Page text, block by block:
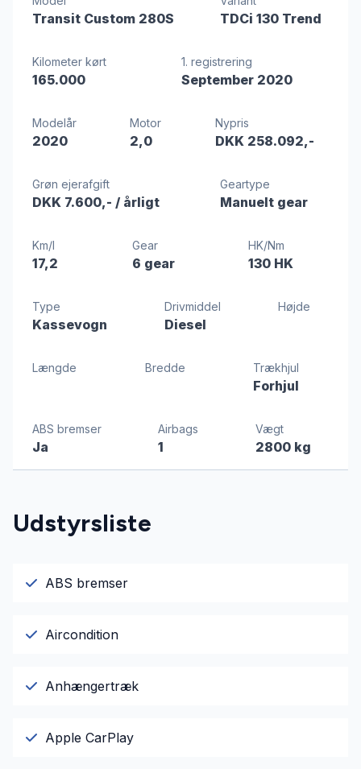
Transit Custom 280S TDCi 130 Trend
Kilometer kørt
165.000
1. registrering
September 2020
Modelår
2020
Motor
2,0
Nypris
DKK 258.092,-
Grøn ejerafgift
DKK 7.600,- / årligt
Geartype
Manuelt gear
Km/l
17,2
Gear
6 gear
HK/Nm
130 HK
Type
Kassevogn
Drivmiddel
Diesel
Højde
Længde Bredde Trækhjul
Forhjul
ABS bremser
Ja
Airbags
1
Vægt
2800 kg
Udstyrsliste
ABS bremser
Aircondition
Anhængertræk
Apple CarPlay